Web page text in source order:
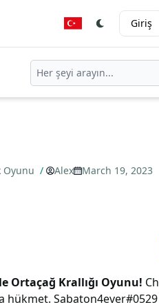
Giriş
Oyunu / Alex
March 19, 2023
Ortaçağ Krallığı Oyunu!
hükmet.